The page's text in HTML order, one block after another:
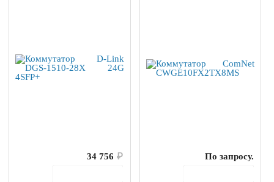
34 756 ₽
По запросу.